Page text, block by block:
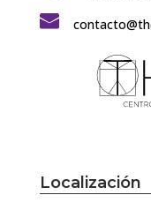
Localización